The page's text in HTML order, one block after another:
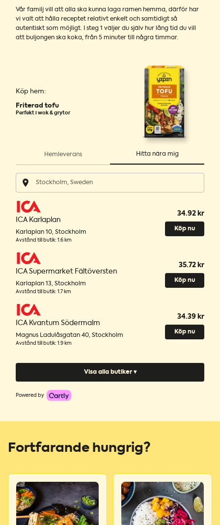
Vår familj vill att alla ska kunna laga ramen hemma, därför har
vi valt att hålla receptet relativt enkelt och samtidigt så
autentiskt som möjligt. I steg 1 väljer du själv hur lång tid du vill
att buljongen ska koka, från 5 minuter till några timmar.
Köp hem:
Friterad tofu
Perfekt i wok & grytor
Hemleverans Hitta nära mig
ICA Karlaplan
Karlaplan 10, Stockholm
Avstånd till butik: 1.6 km
34.92 kr
Köp nu
ICA Supermarket Fältöversten
Karlaplan 13, Stockholm
Avstånd till butik: 1.7 km
35.72 kr
Köp nu
ICA Kvantum Södermalm
Magnus Ladulåsgatan 40, Stockholm
Avstånd till butik: 1.9 km
34.39 kr
Köp nu
Visa alla butiker ▾
Powered by
Fortfarande hungrig?